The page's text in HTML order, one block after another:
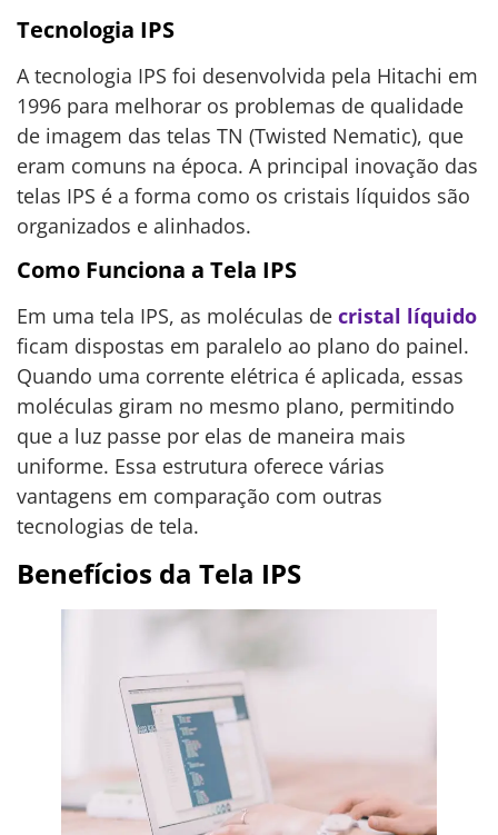
Tecnologia IPS
A tecnologia IPS foi desenvolvida pela Hitachi em
1996 para melhorar os problemas de qualidade
de imagem das telas TN (Twisted Nematic), que
eram comuns na época. A principal inovação das
telas IPS é a forma como os cristais líquidos são
organizados e alinhados.
Como Funciona a Tela IPS
Em uma tela IPS, as moléculas de cristal líquido
ficam dispostas em paralelo ao plano do painel.
Quando uma corrente elétrica é aplicada, essas
moléculas giram no mesmo plano, permitindo
que a luz passe por elas de maneira mais
uniforme. Essa estrutura oferece várias
vantagens em comparação com outras
tecnologias de tela.
Benefícios da Tela IPS